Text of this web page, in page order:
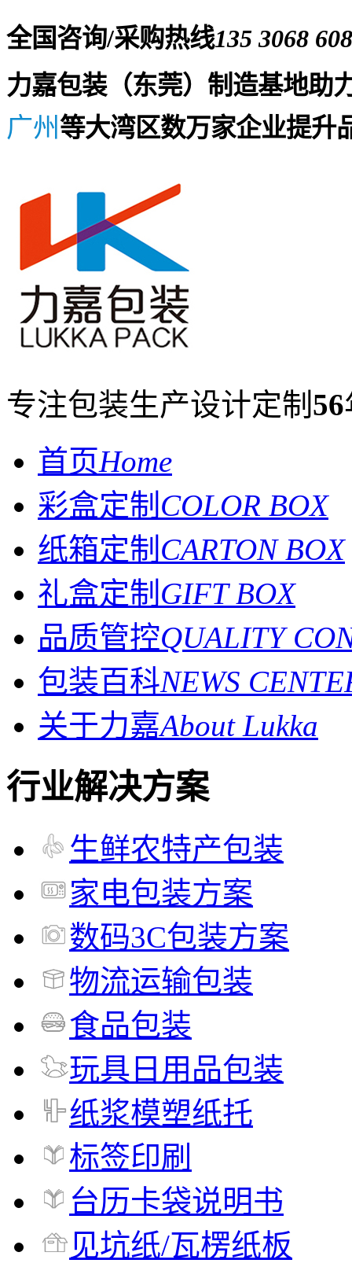
全国咨询/采购热线135 3068
力嘉包装（东莞）制造基地助
广州等大湾区数万家企业提升
专注包装生产设计定制 56
首页Home
彩盒定制 COLOR BOX
纸箱定制 CARTON BOX
礼盒定制 GIFT BOX
品质管控QUALITY
包装百科NEWS
关于力嘉About Lukka
行业解决方案
生鲜农特产包装
家电包装方案
数码3C包装方案
物流运输包装
食品包装
玩具日用品包装
纸浆模塑纸托
标签印刷
台历卡袋说明书
见坑纸/瓦楞纸板